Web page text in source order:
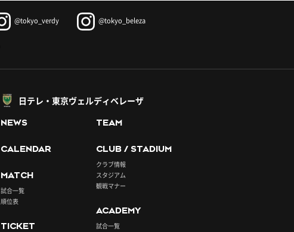
@tokyo_verdy @tokyo_beleza
日テレ・東京ヴェルディベレーザ
NEWS
CALENDAR
MATCH
試合一覧
順位表
TICKET
TEAM
CLUB / STADIUM
クラブ情報
スタジアム
観戦マナー
ACADEMY
試合一覧